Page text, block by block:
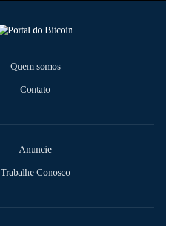
Quem somos
Contato
Anuncie
Trabalhe Conosco